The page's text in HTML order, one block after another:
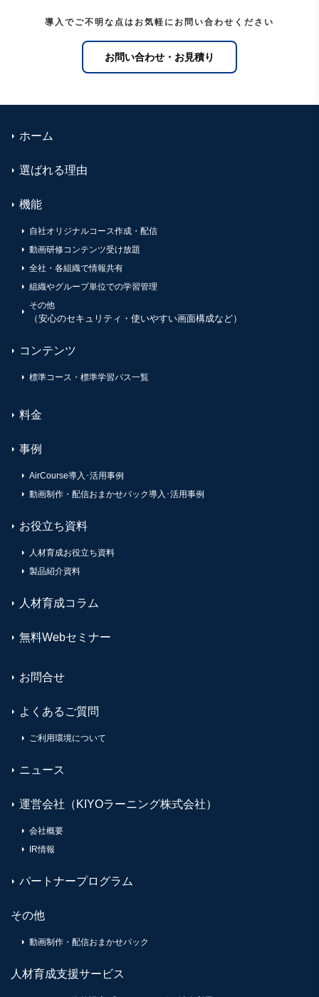
導入でご不明な点はお気軽にお問い合わせください
お問い合わせ・お見積り
ホーム
選ばれる理由
機能
自社オリジナルコース作成・配信
動画研修コンテンツ受け放題
全社・各組織で情報共有
組織やグループ単位での学習管理
その他
（安心のセキュリティ・使いやすい画面構成など）
コンテンツ
標準コース・標準学習パス一覧
料金
事例
AirCourse導入･活用事例
動画制作・配信おまかせパック導入･活用事例
お役立ち資料
人材育成お役立ち資料
製品紹介資料
人材育成コラム
無料Webセミナー
お問合せ
よくあるご質問
ご利用環境について
ニュース
運営会社（KIYOラーニング株式会社）
会社概要
IR情報
パートナープログラム
その他
動画制作・配信おまかせパック
人材育成支援サービス